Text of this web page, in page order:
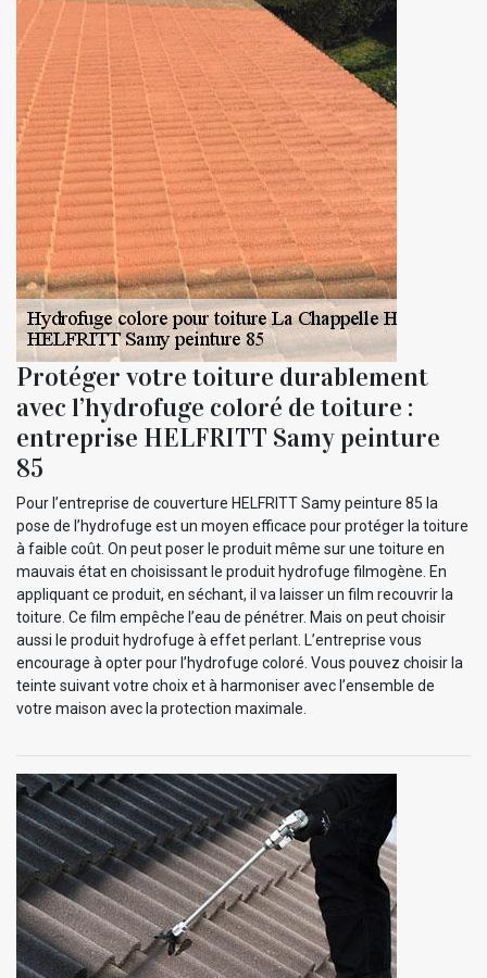
Protéger votre toiture durablement
avec l’hydrofuge coloré de toiture :
entreprise HELFRITT Samy peinture
85
Pour l’entreprise de couverture HELFRITT Samy peinture 85 la
pose de l’hydrofuge est un moyen efficace pour protéger la toiture
à faible coût. On peut poser le produit même sur une toiture en
mauvais état en choisissant le produit hydrofuge filmogène. En
appliquant ce produit, en séchant, il va laisser un film recouvrir la
toiture. Ce film empêche l’eau de pénétrer. Mais on peut choisir
aussi le produit hydrofuge à effet perlant. L’entreprise vous
encourage à opter pour l’hydrofuge coloré. Vous pouvez choisir la
teinte suivant votre choix et à harmoniser avec l’ensemble de
votre maison avec la protection maximale.